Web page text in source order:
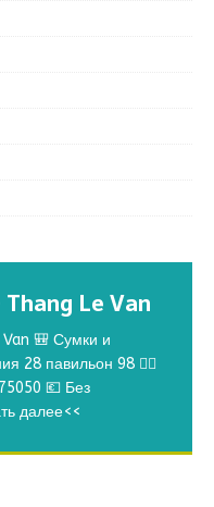
Le Van
🎒 Сумки и
28 павильон 98 👉🏻
💶 Без
далее<<